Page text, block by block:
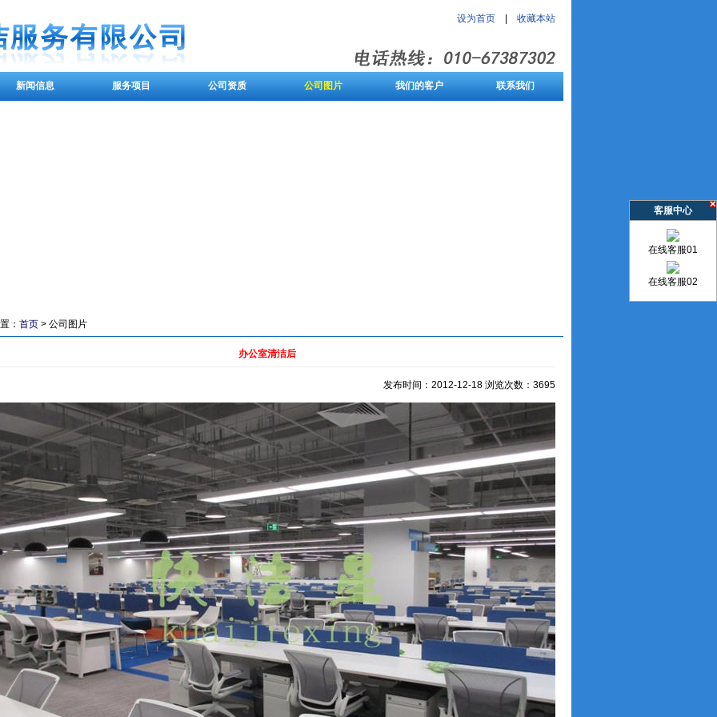
设为首页 收藏本站
新闻信息 服务项目 公司资质 公司图片 我们的客户 联系我们
： 首页 > 公司图片
办公室清洁后
发布时间：2012-12-18 浏览次数：3695
客服中心
在线客服01
在线客服02